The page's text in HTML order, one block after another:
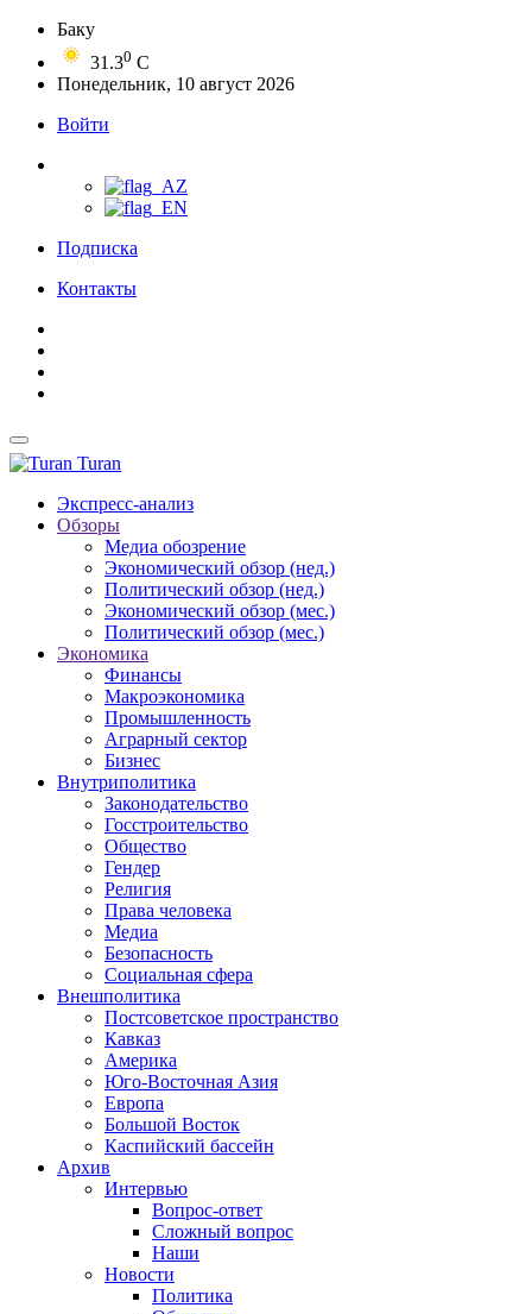
Баку
31.30 C
Понедельник, 10 август 2026
Войти
Подписка
Контакты
Turan
Экспресс-анализ
Обзоры
Медиа обозрение
Экономический обзор (нед.)
Политический обзор (нед.)
Экономический обзор (мес.)
Политический обзор (мес.)
Экономика
Финансы
Макроэкономика
Промышленность
Аграрный сектор
Бизнес
Внутриполитика
Законодательство
Госстроительство
Общество
Гендер
Религия
Права человека
Медиа
Безопасность
Социальная сфера
Внешполитика
Постсоветское пространство
Кавказ
Америка
Юго-Восточная Азия
Европа
Большой Восток
Каспийский бассейн
Архив
Интервью
Вопрос-ответ
Сложный вопрос
Наши
Новости
Политика